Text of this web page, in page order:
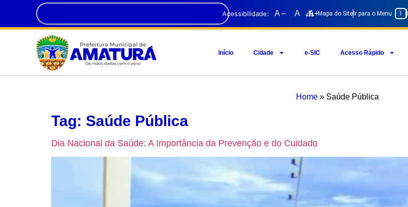
Acessibilidade: A – A A+Mapa do Site Ir para o Menu 1
Início Cidade e-SIC Acesso Rápido
Home» Saúde Pública
Tag: Saúde Pública
Dia Nacional da Saúde: A Importância da Prevenção e do Cuidado